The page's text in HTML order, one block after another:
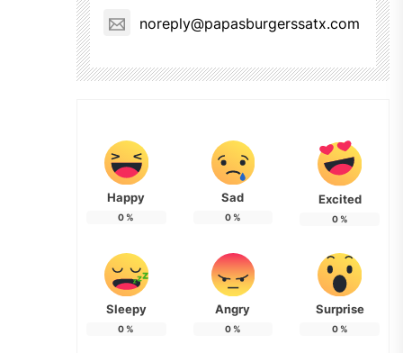
noreply@papasburgerssatx.com
Happy
0%
Sad
0%
Excited
0%
Sleepy
0%
Angry
0%
Surprise
0%